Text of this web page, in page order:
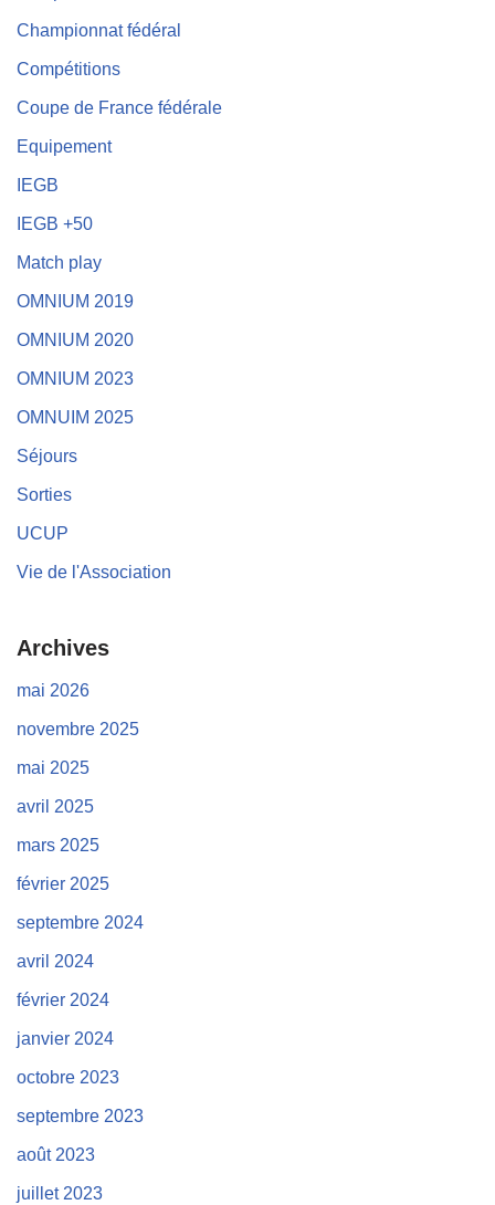
Championnat fédéral
Compétitions
Coupe de France fédérale
Equipement
IEGB
IEGB +50
Match play
OMNIUM 2019
OMNIUM 2020
OMNIUM 2023
OMNUIM 2025
Séjours
Sorties
UCUP
Vie de l'Association
Archives
mai 2026
novembre 2025
mai 2025
avril 2025
mars 2025
février 2025
septembre 2024
avril 2024
février 2024
janvier 2024
octobre 2023
septembre 2023
août 2023
juillet 2023